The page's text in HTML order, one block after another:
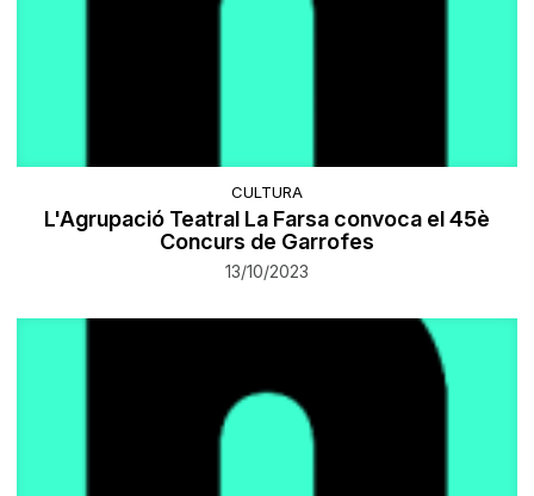
CULTURA
L'Agrupació Teatral La Farsa convoca el 45è
Concurs de Garrofes
13/10/2023